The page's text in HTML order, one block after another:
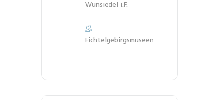
Wunsiedel i.F.
Fichtelgebirgsmuseen